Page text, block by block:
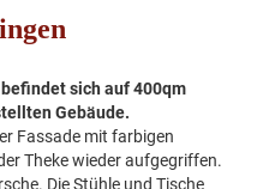
sich auf 400qm
Gebäude.
Fassade mit farbigen
Theke wieder aufgegriffen.
Die Stühle und Tische